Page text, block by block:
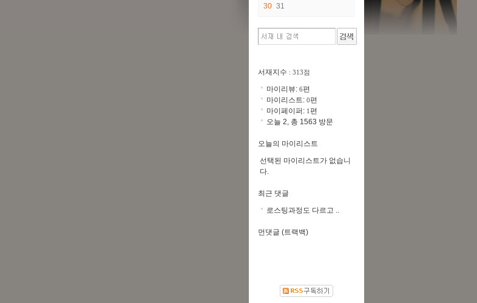
30 31
서재지수 : 313점
마이리뷰: 6편
마이리스트: 0편
마이페이퍼: 1편
오늘 2, 총 1563 방문
오늘의 마이리스트
선택된 마이리스트가 없습니
다.
최근 댓글
로스팅과정도 다르고 ..
먼댓글 (트랙백)